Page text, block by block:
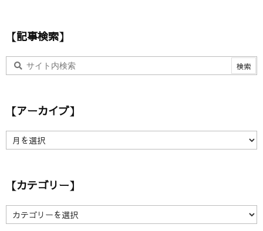
【記事検索】
【アーカイブ】
ア
イ【カテゴリー】
【
カ